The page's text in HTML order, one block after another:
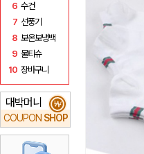
6 수건
7 선풍기
8 보온보냉백
9 물티슈
10 장바구니
대박머니
COUPON SHOP
₩